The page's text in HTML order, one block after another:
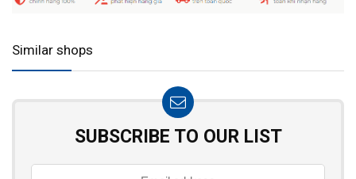
Similar shops
SUBSCRIBE TO OUR LIST